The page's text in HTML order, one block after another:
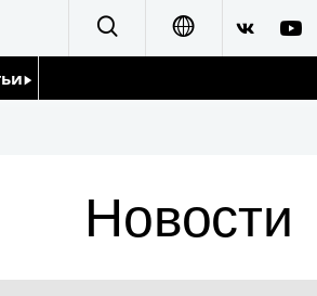
Новости